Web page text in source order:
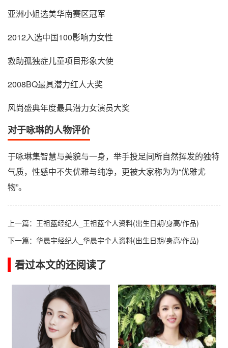
亚洲小姐选美华南赛区冠军
2012入选中国100影响力女性
救助孤独症儿童项目形象大使
2008BQ最具潜力红人大奖
风尚盛典年度最具潜力女演员大奖
对于咏琳的人物评价
于咏琳集智慧与美貌与一身，举手投足间所自然挥发的独特
气质，性感中不失优雅与纯净，更被大家称为为“优雅尤
物”。
上一篇： 王祖蓝经纪人_王祖蓝个人资料(出生日期/身高/作品)
下一篇： 华晨宇经纪人_华晨宇个人资料(出生日期/身高/作品)
看过本文的还阅读了